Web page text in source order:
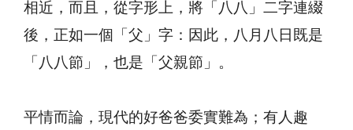
相近，而且，從字形上，將「八八」二字連綴
後，正如一個「父」字：因此，八月八日既是
「八八節」，也是「父親節」。
平情而論，現代的好爸爸委實難為；有人趣